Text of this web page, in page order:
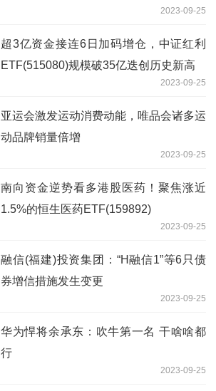
2023-09-25
超3亿资金接连6日加码增仓，中证红利
ETF(515080)规模破35亿迭创历史新高
2023-09-25
亚运会激发运动消费动能，唯品会诸多运
动品牌销量倍增
2023-09-25
南向资金逆势看多港股医药！聚焦涨近
1.5%的恒生医药ETF(159892)
2023-09-25
融信(福建)投资集团：“H融信1”等6只债
券增信措施发生变更
2023-09-25
华为悍将余承东：吹牛第一名 干啥啥都
行
2023-09-25